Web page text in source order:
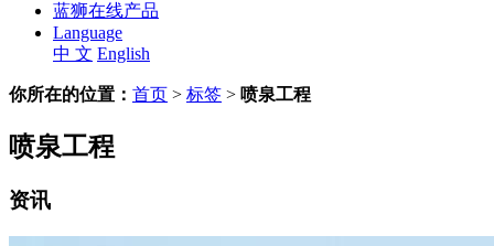
蓝狮在线产品
Language
中 文 English
你所在的位置： 首页 > 标签 > 喷泉工程
喷泉工程
资讯